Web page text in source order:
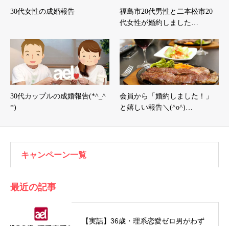
30代女性の成婚報告
福島市20代男性と二本松市20
代女性が婚約しました…
30代カップルの成婚報告(*^_^
*)
会員から「婚約しました！」
と嬉しい報告＼(^o^)…
キャンペーン一覧
最近の記事
【実話】36歳・理系恋愛ゼロ男がわず